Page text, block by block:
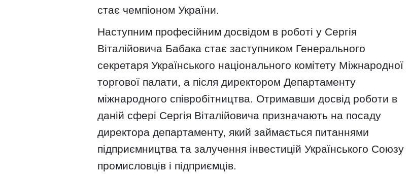
стає чемпіоном України.
Наступним професійним досвідом в роботі у Сергія
Віталійовича Бабака стає заступником Генерального
секретаря Українського національного комітету Міжнародної
торгової палати, а після директором Департаменту
міжнародного співробітництва. Отримавши досвід роботи в
даній сфері Сергія Віталійовича призначають на посаду
директора департаменту, який займається питаннями
підприємництва та залучення інвестицій Українського Союзу
промисловців і підприємців.